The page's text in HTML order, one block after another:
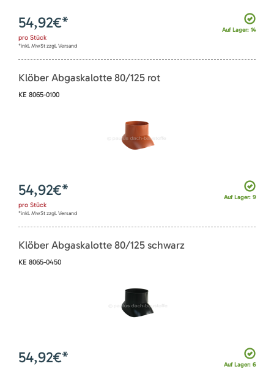
Auf Lager: 14
54,92€*
pro Stück
*inkl. MwSt zzgl. Versand
Klöber Abgaskalotte 80/125 rot
KE 8065-0100
Auf Lager: 9
54,92€*
pro Stück
*inkl. MwSt zzgl. Versand
Klöber Abgaskalotte 80/125 schwarz
KE 8065-0450
Auf Lager: 6
54,92€*